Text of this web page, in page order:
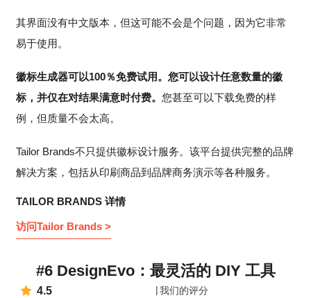
其界面没有中文版本，但这可能不会是个问题，因为它非常
易于使用。
徽标生成器可以100％免费试用。您可以设计任意数量的徽
标，并仅在对结果满意时付费。 您甚至可以下载免费的样
例，但质量不会太高。
Tailor Brands不只提供徽标设计服务。该平台提供完整的品牌
解决方案，包括从印刷商品到品牌商务演示等各种服务。
TAILOR BRANDS 详情
访问Tailor Brands >
#6 DesignEvo：最灵活的 DIY 工具
4.5 我们的评分